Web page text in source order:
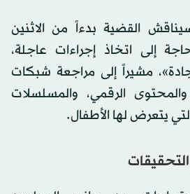
القضية بدءاً من الاثنين
إلى اتخاذ إجراءات عاجلة،
مشيراً إلى مراجعة شبكات
والمحتوى الرقمي، والمسلسلات
التي يتعرض لها الأطفال.